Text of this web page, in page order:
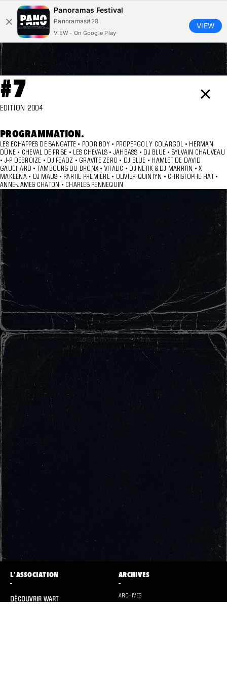
×
#7
EDITION 2004
PROGRAMMATION.
LES ECHAPPES DE SANGATTE • POOR BOY • PROPERGOL Y COLARGOL • HERMAN
DÜNE • CHEVAL DE FRISE • LES CHEVALS • JAHBASS • DJ BLUE • SYLVAIN CHAUVEAU
• J-P DEBROIZE • DJ FEADZ • GRAVITE ZERO • DJ BLUE • HAMLET DE DAVID
GAUCHARD • TAMBOURS DU BRONX • VITALIC • DJ NETIK & DJ MARRTIN • X
MAKEENA • DJ MAUS • PARTIE PREMIÈRE • OLIVIER QUINTYN • CHRISTOPHE FIAT •
ANNE-JAMES CHATON • CHARLES PENNEQUIN
L'ASSOCIATION
DÉCOUVRIR WART
ARCHIVES
ARCHIVES
Panoramas Festival
Panoramas#28
VIEW - On Google Play
VIEW